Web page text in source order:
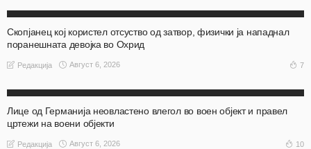
Скопјанец кој користел отсуство од затвор, физички ја нападнал
поранешната девојка во Охрид
Редакција Август 6, 2026 7
Лице од Германија неовластено влегол во воен објект и правел
цртежи на воени објекти
Редакција Август 6, 2026 10